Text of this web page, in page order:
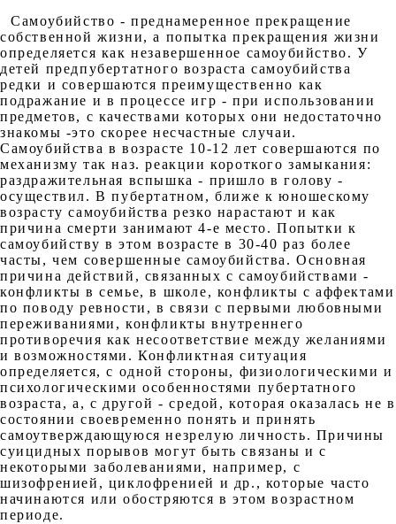
Самоубийство - преднамеренное прекращение
собственной жизни, а попытка прекращения жизни
определяется как незавершенное самоубийство. У
детей предпубертатного возраста самоубийства
редки и совершаются преимущественно как
подражание и в процессе игр - при использовании
предметов, с качествами которых они недостаточно
знакомы -это скорее несчастные случаи.
Самоубийства в возрасте 10-12 лет совершаются по
механизму так наз. реакции короткого замыкания:
раздражительная вспышка - пришло в голову -
осуществил. В пубертатном, ближе к юношескому
возрасту самоубийства резко нарастают и как
причина смерти занимают 4-е место. Попытки к
самоубийству в этом возрасте в 30-40 раз более
часты, чем совершенные самоубийства. Основная
причина действий, связанных с самоубийствами -
конфликты в семье, в школе, конфликты с аффектами
по поводу ревности, в связи с первыми любовными
переживаниями, конфликты внутреннего
противоречия как несоответствие между желаниями
и возможностями. Конфликтная ситуация
определяется, с одной стороны, физиологическими и
психологическими особенностями пубертатного
возраста, а, с другой - средой, которая оказалась не в
состоянии своевременно понять и принять
самоутверждающуюся незрелую личность. Причины
суицидных порывов могут быть связаны и с
некоторыми заболеваниями, например, с
шизофренией, циклофренией и др., которые часто
начинаются или обостряются в этом возрастном
периоде.